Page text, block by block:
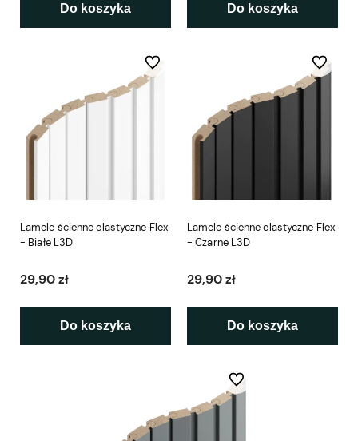
Do koszyka Do koszyka
Lamele ścienne elastyczne Flex
- Białe L3D
29,90 zł
Do koszyka
Do ulubionych
Lamele ścienne elastyczne Flex
- Czarne L3D
29,90 zł
Do koszyka
Do
Do ulubionych